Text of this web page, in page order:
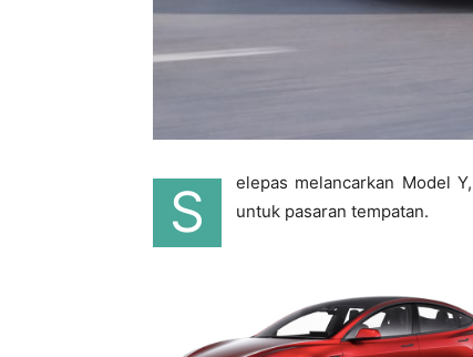
S elepas melancarkan Model
untuk pasaran tempatan.